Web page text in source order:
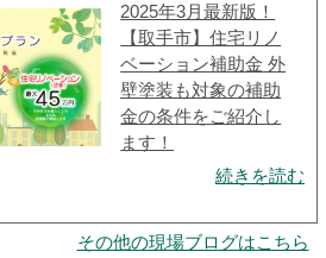
2025年3月最新版！
【取手市】住宅リノ
ベーション補助金 外
壁塗装も対象の補助
金の条件をご紹介し
ます！
続きを読む
その他の現場ブログはこちら